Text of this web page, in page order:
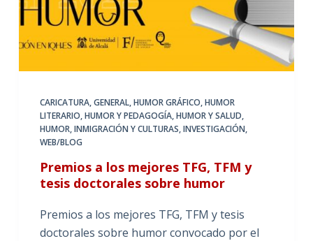
CARICATURA,GENERAL,HUMOR GRÁFICO,HUMOR
LITERARIO,HUMOR Y PEDAGOGÍA,HUMOR Y SALUD,
HUMOR, INMIGRACIÓN Y CULTURAS,INVESTIGACIÓN,
WEB/BLOG
Premios a los mejores TFG, TFM y
tesis doctorales sobre humor
Premios a los mejores TFG, TFM y tesis
doctorales sobre humor convocado por el